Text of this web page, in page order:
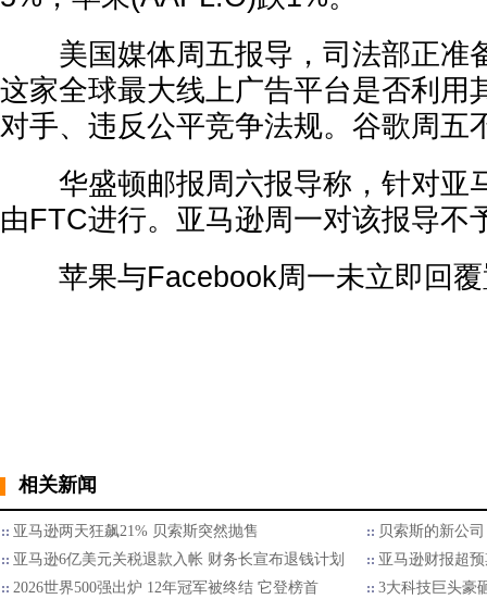
美国媒体周五报导，司法部正准
这家全球最大线上广告平台是否利用
对手、违反公平竞争法规。谷歌周五
华盛顿邮报周六报导称，针对亚
由FTC进行。亚马逊周一对该报导不
苹果与Facebook周一未立即回覆
相关新闻
亚马逊两天狂飙21% 贝索斯突然抛售
贝索斯的新公
亚马逊6亿美元关税退款入帐 财务长宣布退钱计划
亚马逊财报超
2026世界500强出炉 12年冠军被终结 它登榜首
3大科技巨头豪